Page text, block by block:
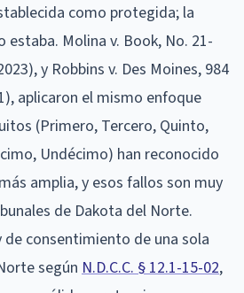
como protegida; la
estaba. Molina v. Book, No. 21-
y Robbins v. Des Moines, 984
aplicaron el mismo enfoque
(Primero, Tercero, Quinto,
Undécimo) han reconocido
amplia, y esos fallos son muy
de Dakota del Norte.
de consentimiento de una sola
según N.D.C.C. § 12.1-15-02,